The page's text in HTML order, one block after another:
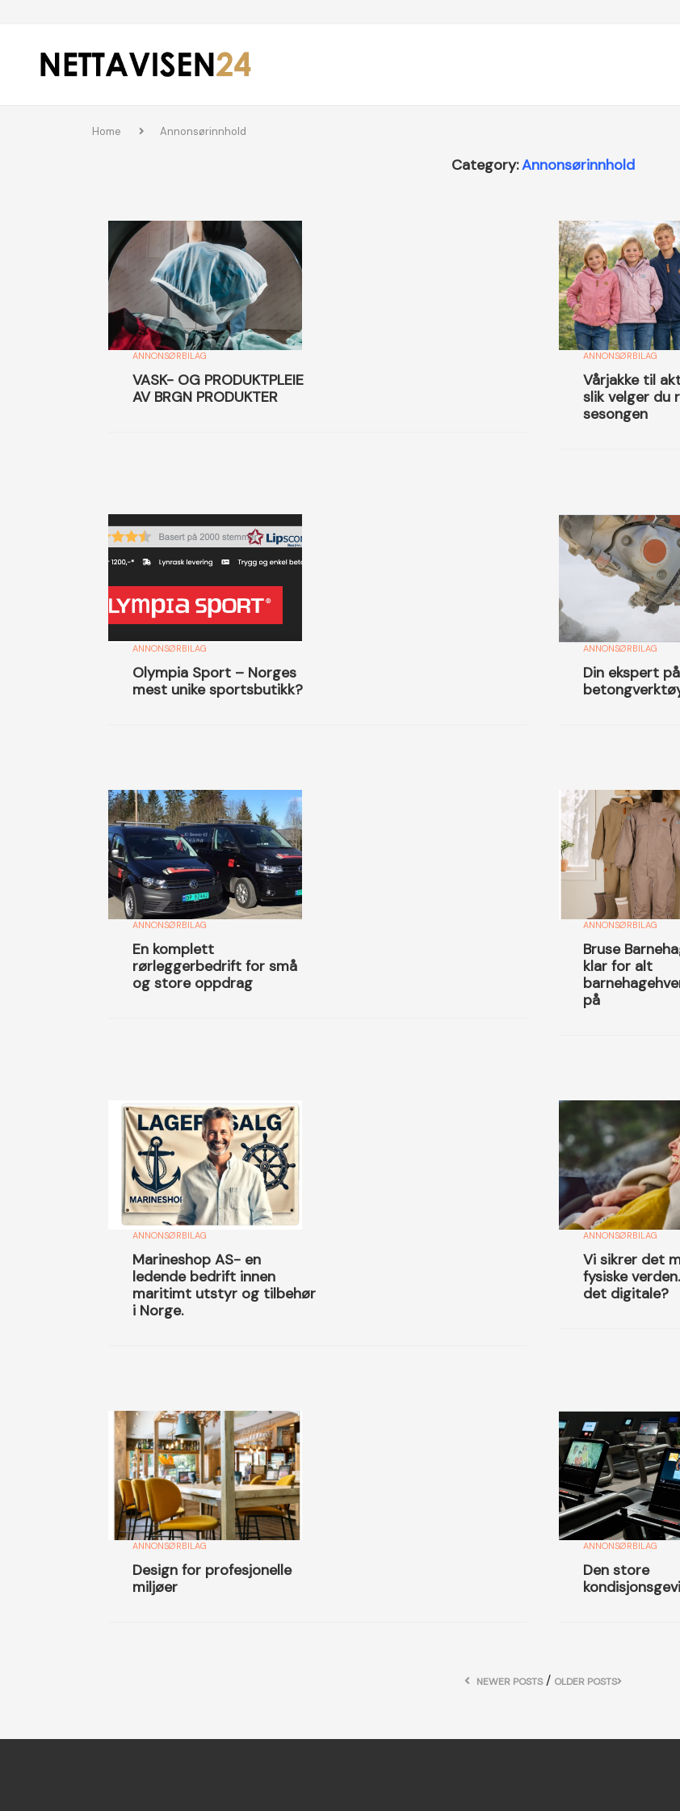
Home Annonsørinnhold
Category:Annonsørinnhold
ANNONSØRBILAG
VASK- OG PRODUKTPLEIE
AV BRGN PRODUKTER
ANNONSØRBILAG
Vårjakke til
slik velger du
sesongen
ANNONSØRBILAG
Olympia Sport – Norges
mest unike sportsbutikk?
ANNONSØRBILAG
Din ekspert på
ANNONSØRBILAG
En komplett
rørleggerbedrift for små
og store oppdrag
ANNONSØRBILAG
Bruse
klar for alt
på
ANNONSØRBILAG
Marineshop AS- en
ledende bedrift innen
maritimt utstyr og tilbehør
i Norge.
ANNONSØRBILAG
Vi sikrer det
fysiske
det digitale?
ANNONSØRBILAG
Design for profesjonelle
miljøer
ANNONSØRBILAG
Den store
NEWER POSTS / OLDER POSTS